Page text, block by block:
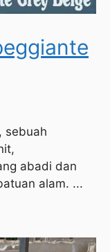
sebuah
abadi dan
alam. ...